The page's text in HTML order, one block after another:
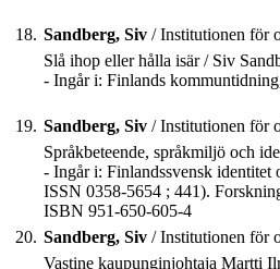
18. Sandberg, Siv / Institutionen för
Slå ihop eller hålla isär / Siv
- Ingår i: Finlands
19. Sandberg, Siv / Institutionen för
Språkbeteende, språkmiljö och
- Ingår i: Finlandssvensk
ISSN 0358-5654 ; 441).
ISBN 951-650-605-4
20. Sandberg, Siv / Institutionen för
Vastine kaupunginjohtaja Martti